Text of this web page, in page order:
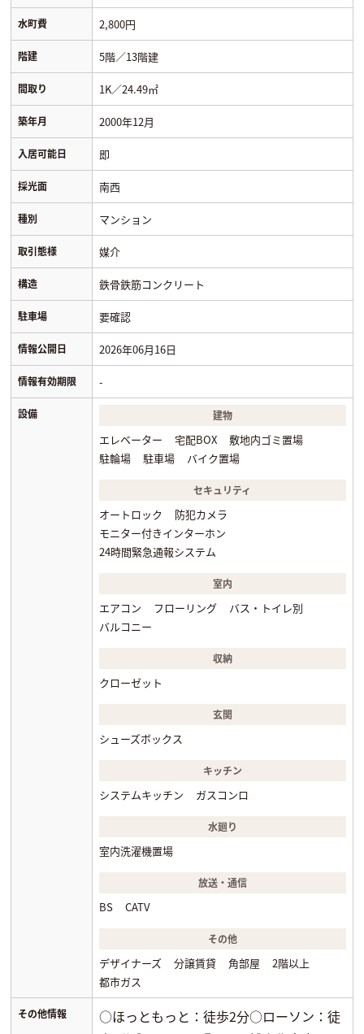
水町費 2,800円
階建 5階／13階建
間取り 1K／24.49㎡
築年月 2000年12月
入居可能日 即
採光面 南西
種別 マンション
取引態様 媒介
構造 鉄骨鉄筋コンクリート
駐車場 要確認
情報公開日 2026年06月16日
情報有効期限 -
設備 建物
エレベーター 宅配BOX
敷地内ゴミ置場
駐輪場
駐車場 バイク置場
セキュリティ
オートロック
防犯カメラ
モニター付きインターホン
24時間緊急通報システム
室内
エアコン フローリング
バス・トイレ別
バルコニー
収納
クローゼット
玄関
シューズボックス
キッチン
システムキッチン ガスコンロ
水廻り
室内洗濯機置場
放送・通信
BS CATV
その他
デザイナーズ 分譲賃貸 角部屋
2階以上
都市ガス
その他情報
○ほっともっと：徒歩2分○ローソン：徒